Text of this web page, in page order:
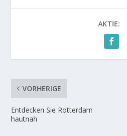
AKTIE:
VORHERIGE
Entdecken Sie Rotterdam
hautnah